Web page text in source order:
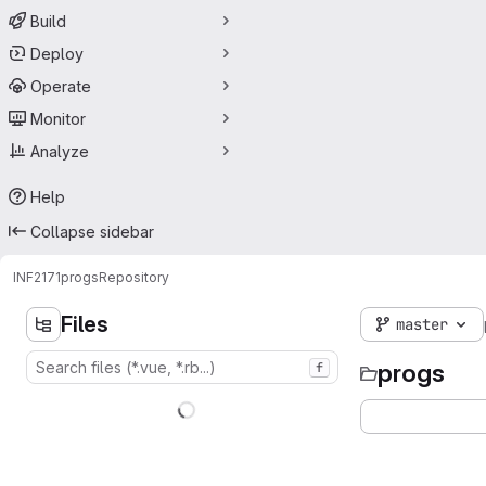
Build
Deploy
Operate
Monitor
Analyze
Help
Collapse sidebar
INF2171progsRepository
Files
f
master
progs